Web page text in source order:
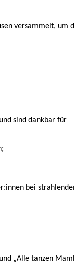
versammelt, um
sind dankbar für
bei
„Alle tanzen